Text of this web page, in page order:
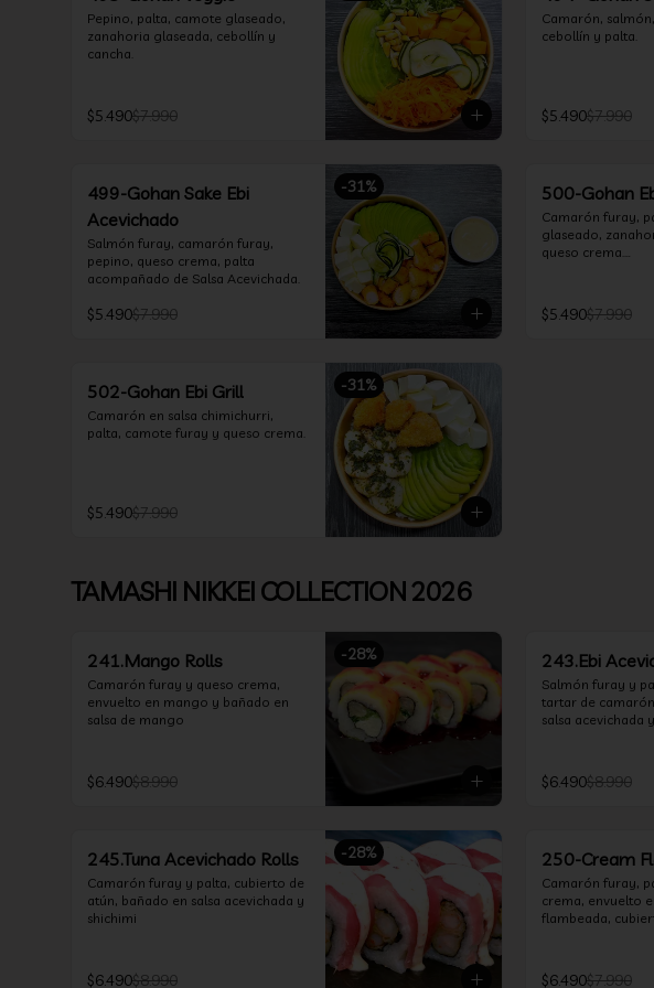
Pepino, palta, camote glaseado,
zanahoria glaseada, cebollín y
cancha.
$5.490$7.990
Camarón,
cebollín y palta.
$5.490$7.990
-31%
499-Gohan Sake Ebi
Acevichado
Salmón furay, camarón furay,
pepino, queso crema, palta
acompañado de Salsa Acevichada.
$5.490$7.990
500-Gohan
Camarón furay,
glaseado,
queso crema.
$5.490$7.990
-31%
502-Gohan Ebi Grill
Camarón en salsa chimichurri,
palta, camote furay y queso crema.
$5.490$7.990
TAMASHI NIKKEI COLLECTION 2026
-28%
241.Mango Rolls
Camarón furay y queso crema,
envuelto en mango y bañado en
salsa de mango
$6.490$8.990
243.Ebi
Salmón furay y
tartar de
salsa acevichada
$6.490$8.990
-28%
245.Tuna Acevichado Rolls
Camarón furay y palta, cubierto de
atún, bañado en salsa acevichada y
shichimi
$6.490$8.990
250-Cream
Camarón furay,
crema, envuelto
flambeada,
$6.490$7.990